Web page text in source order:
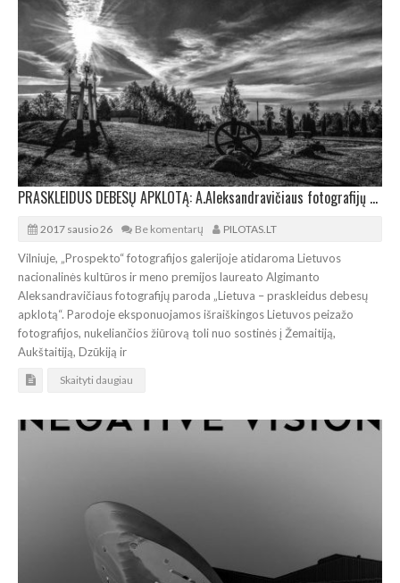
PRASKLEIDUS DEBESŲ APKLOTĄ: A.Aleksandravičiaus fotografijų paroda
2017 sausio 26 Be komentarų PILOTAS.LT
Vilniuje, „Prospekto“ fotografijos galerijoje atidaroma Lietuvos
nacionalinės kultūros ir meno premijos laureato Algimanto
Aleksandravičiaus fotografijų paroda „Lietuva – praskleidus debesų
apklotą“. Parodoje eksponuojamos išraiškingos Lietuvos peizažo
fotografijos, nukeliančios žiūrovą toli nuo sostinės į Žemaitiją,
Aukštaitiją, Dzūkiją ir
Skaityti daugiau